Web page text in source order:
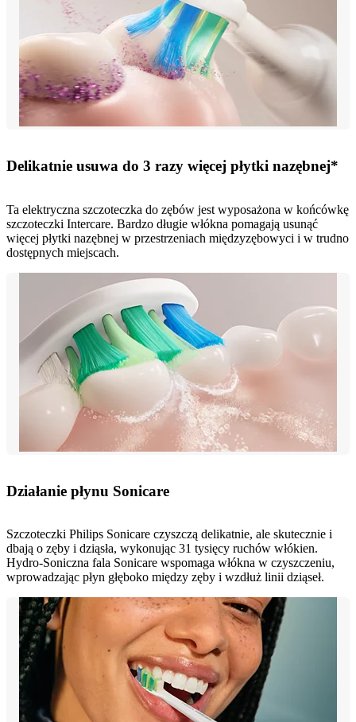
Delikatnie usuwa do 3 razy więcej płytki nazębnej*
Ta elektryczna szczoteczka do zębów jest wyposażona w końcówkę
szczoteczki Intercare. Bardzo długie włókna pomagają usunąć
więcej płytki nazębnej w przestrzeniach międzyzębowyci i w trudno
dostępnych miejscach.
Działanie płynu Sonicare
Szczoteczki Philips Sonicare czyszczą delikatnie, ale skutecznie i
dbają o zęby i dziąsła, wykonując 31 tysięcy ruchów włókien.
Hydro-Soniczna fala Sonicare wspomaga włókna w czyszczeniu,
wprowadzając płyn głęboko między zęby i wzdłuż linii dziąseł.